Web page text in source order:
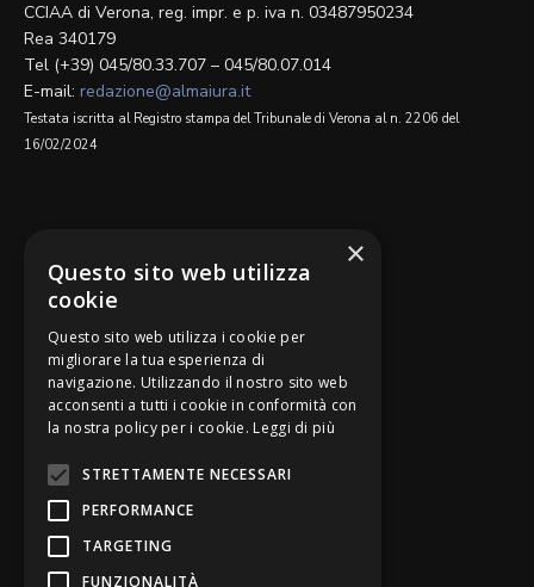
CCIAA di Verona, reg. impr. e p. iva n. 03487950234
Rea 340179
Tel (+39) 045/80.33.707 – 045/80.07.014
E-mail: redazione@almaiura.it
Testata iscritta al Registro stampa del Tribunale di Verona al n. 2206 del
16/02/2024
Be Bankers è ideato da
×
Questo sito web utilizza
cookie
Questo sito web utilizza i cookie per
migliorare la tua esperienza di
navigazione. Utilizzando il nostro sito web
acconsenti a tutti i cookie in conformità con
la nostra policy per i cookie. Leggi di più
STRETTAMENTE NECESSARI
PERFORMANCE
TARGETING
FUNZIONALITÀ